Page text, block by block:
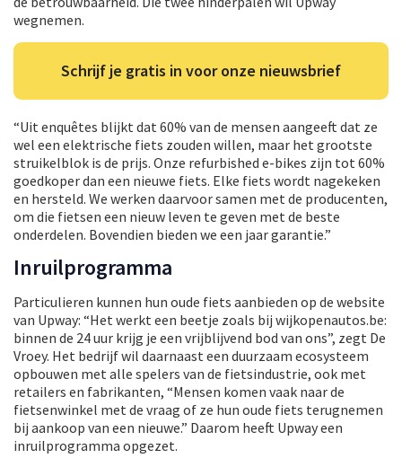
wegnemen.
Schrijf je gratis in voor onze nieuwsbrief
“Uit enquêtes blijkt dat 60% van de mensen aangeeft dat ze
wel een elektrische fiets zouden willen, maar het grootste
struikelblok is de prijs. Onze refurbished e-bikes zijn tot 60%
goedkoper dan een nieuwe fiets. Elke fiets wordt nagekeken
en hersteld. We werken daarvoor samen met de producenten,
om die fietsen een nieuw leven te geven met de beste
onderdelen. Bovendien bieden we een jaar garantie.”
Inruilprogramma
Particulieren kunnen hun oude fiets aanbieden op de website
van Upway: “Het werkt een beetje zoals bij wijkopenautos.be:
binnen de 24 uur krijg je een vrijblijvend bod van ons”, zegt De
Vroey. Het bedrijf wil daarnaast een duurzaam ecosysteem
opbouwen met alle spelers van de fietsindustrie, ook met
retailers en fabrikanten, “Mensen komen vaak naar de
fietsenwinkel met de vraag of ze hun oude fiets terugnemen
bij aankoop van een nieuwe.” Daarom heeft Upway een
inruilprogramma opgezet.